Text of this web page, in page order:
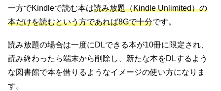
一方でKindleで読む本は読み放題（Kindle Unlimited）の
本だけを読むという方であれば8Gで十分です。
読み放題の場合は一度にDLできる本が10冊に限定され、
読み終わったら端末から削除し、新たな本をDLするよう
な図書館で本を借りるようなイメージの使い方になりま
す。